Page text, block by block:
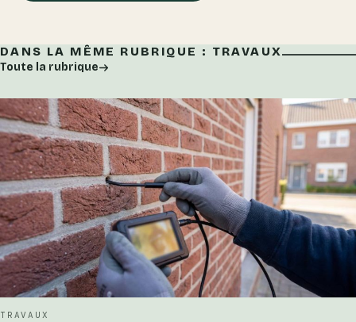
DANS LA MÊME RUBRIQUE : TRAVAUX
Toute la rubrique
TRAVAUX